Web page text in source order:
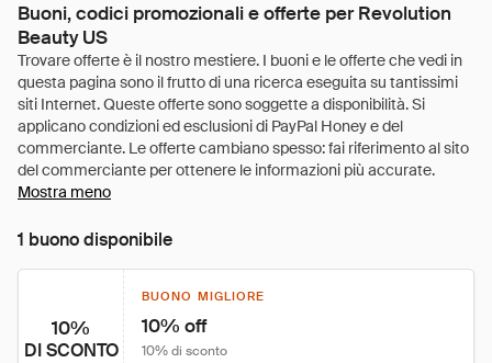
Buoni, codici promozionali e offerte per Revolution
Beauty US
Mostra meno
1 buono disponibile
10%
DI SCONTO
BUONO MIGLIORE
10% off
10% di sconto